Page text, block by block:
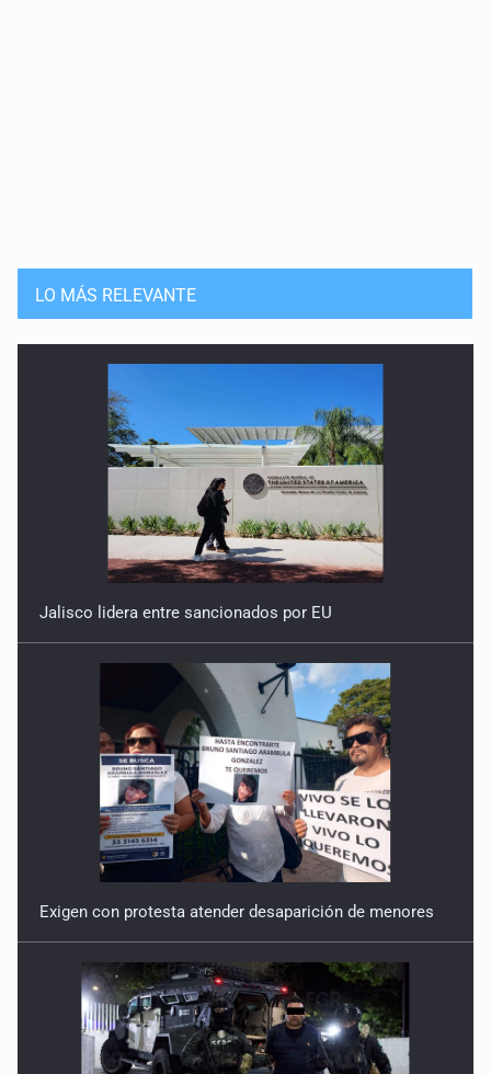
LO MÁS RELEVANTE
Jalisco lidera entre sancionados por EU
Exigen con protesta atender desaparición de menores